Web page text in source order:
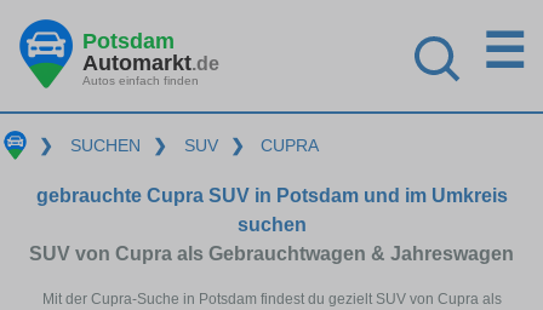
Potsdam
Automarkt.de
Autos einfach finden
☰
❯ SUCHEN ❯ SUV ❯ CUPRA
gebrauchte Cupra SUV in Potsdam und im Umkreis
suchen
SUV von Cupra als Gebrauchtwagen & Jahreswagen
Mit der Cupra-Suche in Potsdam findest du gezielt SUV von Cupra als